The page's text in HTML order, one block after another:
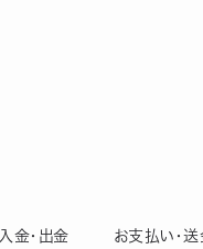
入金・出金 お支払い・